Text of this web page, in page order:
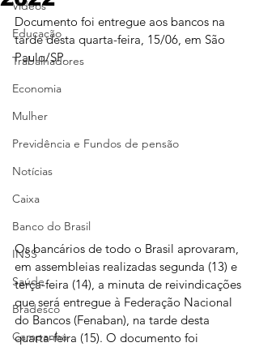
Vídeos
Educação
Trabalhadores
Economia
Mulher
Previdência e Fundos de pensão
Notícias
Caixa
Banco do Brasil
INSS
Saúde
Bradesco
Campanha
Documento foi entregue aos bancos na
tarde desta quarta-feira, 15/06, em São
Paulo/SP.
Os bancários de todo o Brasil aprovaram,
em assembleias realizadas segunda (13) e
terça-feira (14), a minuta de reivindicações
que será entregue à Federação Nacional
do Bancos (Fenaban), na tarde desta
quarta-feira (15). O documento foi